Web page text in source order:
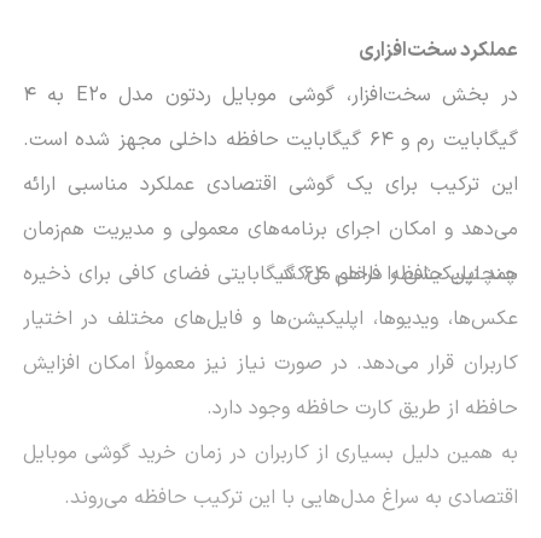
عملکرد سخت‌افزاری
در بخش سخت‌افزار، گوشی موبایل ردتون مدل E20 به 4
گیگابایت رم و 64 گیگابایت حافظه داخلی مجهز شده است.
این ترکیب برای یک گوشی اقتصادی عملکرد مناسبی ارائه
می‌دهد و امکان اجرای برنامه‌های معمولی و مدیریت هم‌زمان
چند اپلیکیشن را فراهم می‌کند.همچنین حافظه داخلی 64 گیگابایتی فضای کافی برای ذخیره
عکس‌ها، ویدیوها، اپلیکیشن‌ها و فایل‌های مختلف در اختیار
کاربران قرار می‌دهد. در صورت نیاز نیز معمولاً امکان افزایش
حافظه از طریق کارت حافظه وجود دارد.
به همین دلیل بسیاری از کاربران در زمان خرید گوشی موبایل
اقتصادی به سراغ مدل‌هایی با این ترکیب حافظه می‌روند.